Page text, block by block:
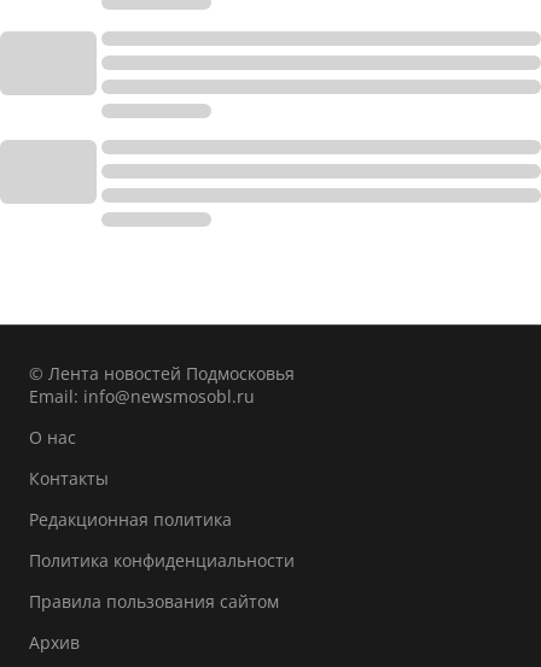
© Лента новостей Подмосковья
Email: info@newsmosobl.ru
О нас
Контакты
Редакционная политика
Политика конфиденциальности
Правила пользования сайтом
Архив